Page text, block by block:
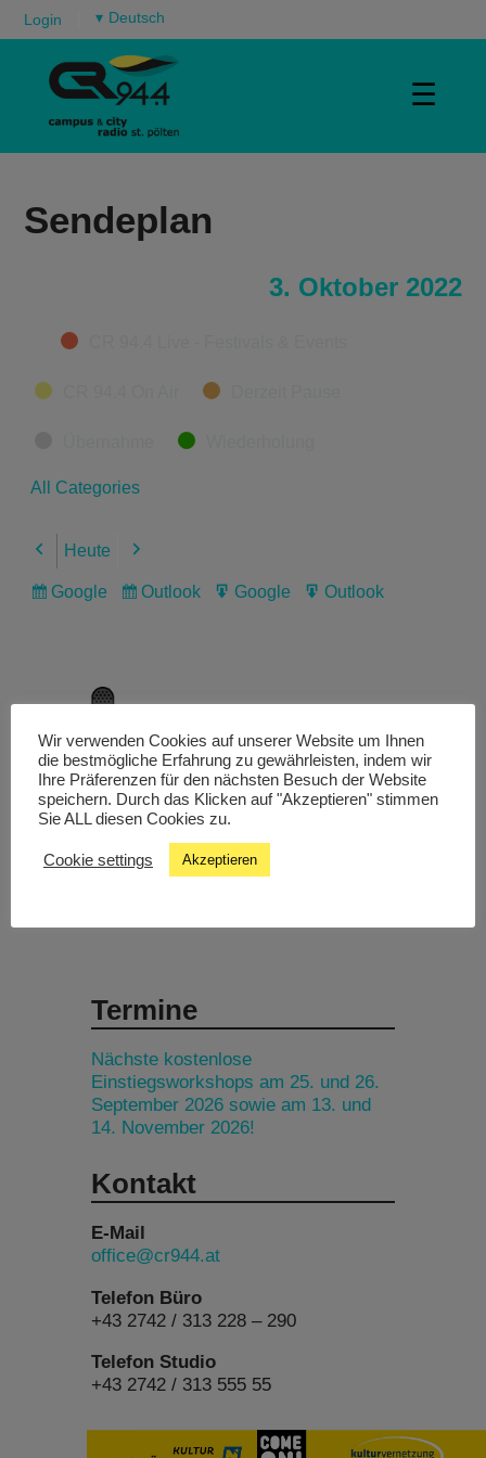
Login ▾
☰
Sendeplan
3. Oktober 2022
Categories
All Categories
Previous
Heute Next
Subscribe
Google
Subscribe
Outlook
Export
Google
Export
Outlook
Livestream
Studiochat
Termine
Nächste kostenlose
Einstiegsworkshops am 25. und 26.
September 2026 sowie am 13. und
14. November 2026!
Kontakt
E-Mail
office@cr944.at
Telefon Büro
+43 2742 / 313 228 – 290
Telefon Studio
+43 2742 / 313 555 55
Wir verwenden Cookies auf unserer Website um Ihnen
die bestmögliche Erfahrung zu gewährleisten, indem wir
Ihre Präferenzen für den nächsten Besuch der Website
speichern. Durch das Klicken auf "Akzeptieren" stimmen
Sie ALL diesen Cookies zu.
Cookie settings Akzeptieren